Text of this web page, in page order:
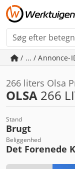
/ ... / Annonce-
266 liters Olsa
OLSA 266
Stand
Brugt
Beliggenhed
Det Forenede